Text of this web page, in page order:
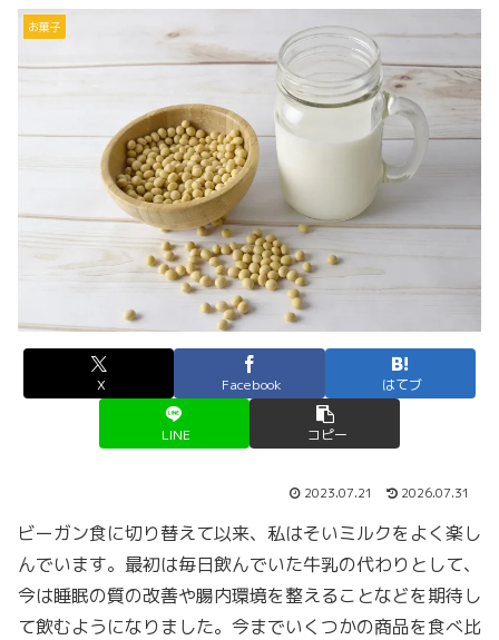
お菓子
X Facebook はてブ
LINE コピー
2023.07.21 2026.07.31
ビーガン食に切り替えて以来、私はそいミルクをよく楽し
んでいます。最初は毎日飲んでいた牛乳の代わりとして、
今は睡眠の質の改善や腸内環境を整えることなどを期待し
て飲むようになりました。今までいくつかの商品を食べ比